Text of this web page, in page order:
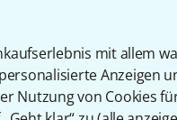
mit allem
Anzeigen
Nutzung von Cookies